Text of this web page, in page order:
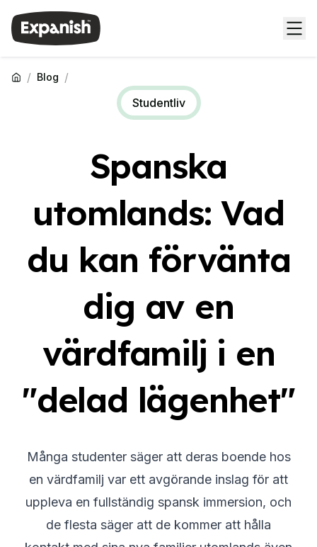
/ Blog /
Studentliv
Spanska
utomlands: Vad
du kan förvänta
dig av en
värdfamilj i en
"delad lägenhet"
Många studenter säger att deras boende hos
en värdfamilj var ett avgörande inslag för att
uppleva en fullständig spansk immersion, och
de flesta säger att de kommer att hålla